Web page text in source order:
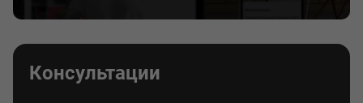
Консультации